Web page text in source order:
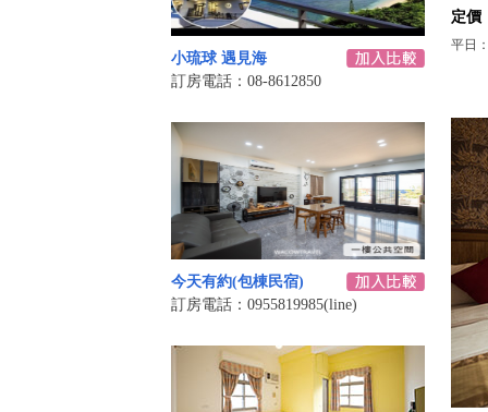
小琉球 遇見海
訂房電話：08-8612850
今天有約(包棟民宿)
訂房電話：0955819985(line)
定價
平日